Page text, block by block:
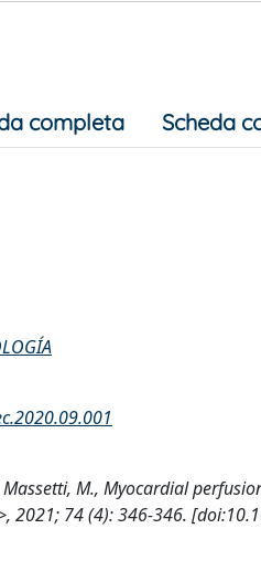
completa Scheda
M., Myocardial
2021; 74 (4): 346-346.